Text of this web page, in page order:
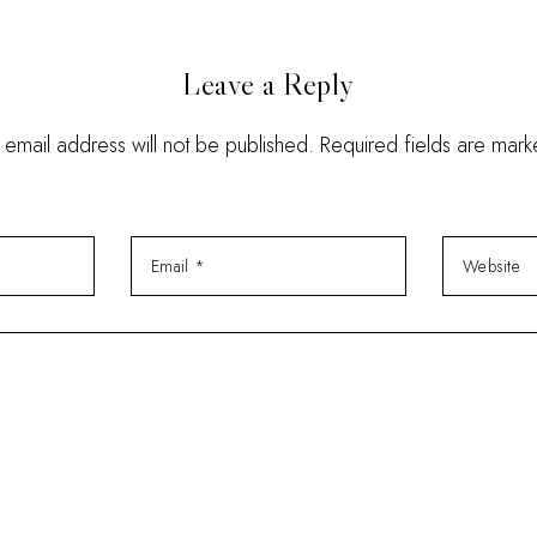
Leave a Reply
email address will not be published. Required fields are